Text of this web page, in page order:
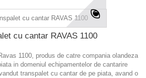
cu cantar RAVAS 1100
1100, produs de catre compania olandeza
in domeniul echipamentelor de cantarire
transpalet cu cantar de pe piata, avand o